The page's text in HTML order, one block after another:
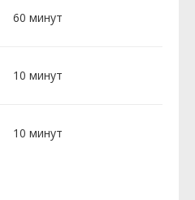
60 минут
10 минут
10 минут